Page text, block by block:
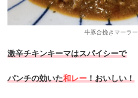
牛豚合挽きマーラー
激辛チキンキーマはスパイシーで
パンチの効いた和レー！おいしい！